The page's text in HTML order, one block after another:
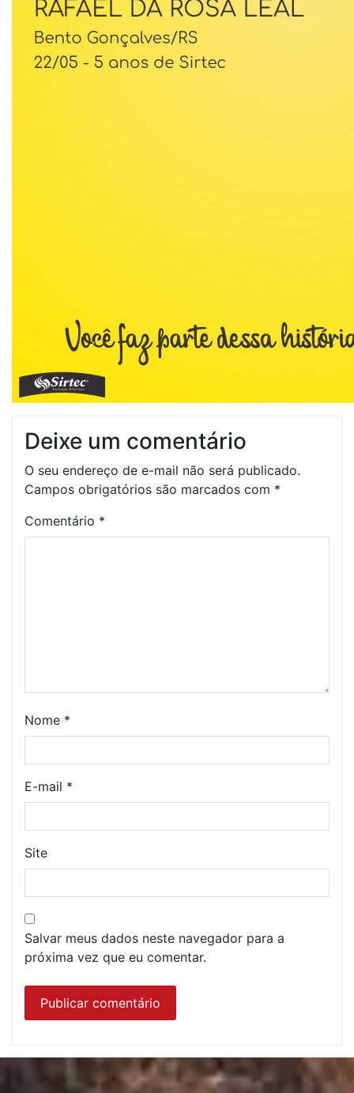
Deixe um comentário
O seu endereço de e-mail não será publicado.
Campos obrigatórios são marcados com *
Comentário *
Nome *
E-mail *
Site
Salvar meus dados neste navegador para a
próxima vez que eu comentar.